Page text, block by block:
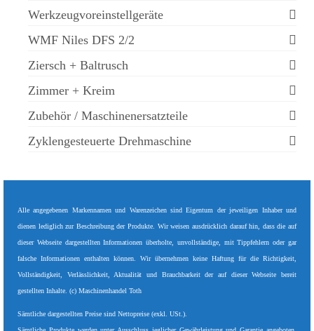
Werkzeugvoreinstellgeräte
WMF Niles DFS 2/2
Ziersch + Baltrusch
Zimmer + Kreim
Zubehör / Maschinenersatzteile
Zyklengesteuerte Drehmaschine
Alle angegebenen Markennamen und Warenzeichen sind Eigentum der jeweiligen Inhaber und
dienen lediglich zur Beschreibung der Produkte. Wir weisen ausdrücklich darauf hin, dass die auf
dieser Webseite dargestellten Informationen überholte, unvollständige, mit Tippfehlern oder gar
falsche Informationen enthalten können. Wir übernehmen keine Haftung für die Richtigkeit,
Vollständigkeit, Verlässlichkeit, Aktualität und Brauchbarkeit der auf dieser Webseite bereit
gestellten Inhalte. (c) Maschinenhandel Toth
Sämtliche dargestellten Preise sind Nettopreise (exkl. USt.).